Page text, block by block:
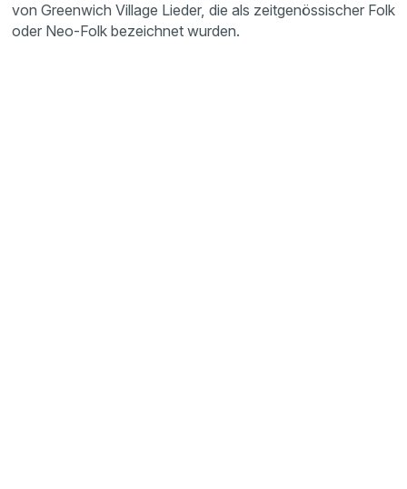
von Greenwich Village Lieder, die als zeitgenössischer Folk
oder Neo-Folk bezeichnet wurden.